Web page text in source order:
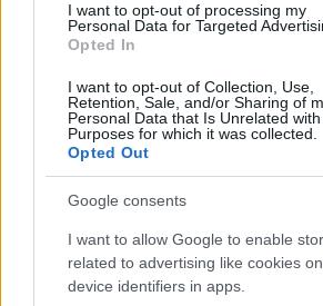
I want to opt-out of processing my
Personal Data for Targeted
Opted In
I want to opt-out of Collection, Use,
Retention, Sale, and/or Sharing of
Personal Data that Is Unrelated
Purposes for which it was collected.
Opted Out
Google consents
I want to allow Google to enable
related to advertising like cookies
device identifiers in apps.
Reggeli